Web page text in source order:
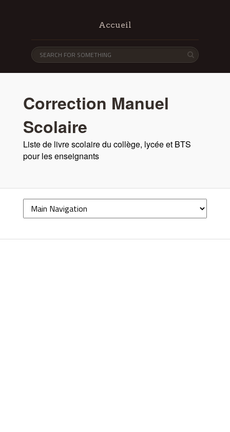
Accueil
Correction Manuel
Scolaire
Liste de livre scolaire du collège, lycée et BTS
pour les enseignants